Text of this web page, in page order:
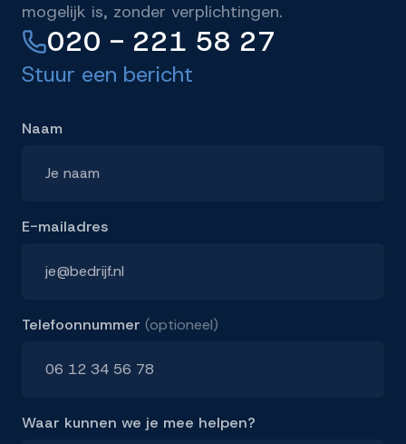
mogelijk is, zonder verplichtingen.
020 - 221 58 27
Stuur een bericht
Naam
E-mailadres
Telefoonnummer (optioneel)
Waar kunnen we je mee helpen?